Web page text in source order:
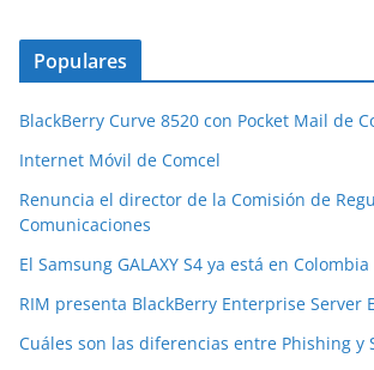
Populares
BlackBerry Curve 8520 con Pocket Mail de
Internet Móvil de Comcel
Renuncia el director de la Comisión de
Comunicaciones
El Samsung GALAXY S4 ya está en Colombia
RIM presenta BlackBerry Enterprise Server
Cuáles son las diferencias entre Phishing y